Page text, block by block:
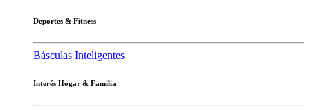
Deportes & Fitness
Básculas Inteligentes
Interés Hogar & Familia